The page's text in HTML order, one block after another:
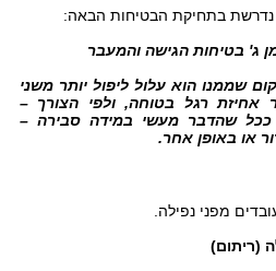
נדרשת בתחיקת הבטיחות הבאה:
ג' בטיחות הגישה והמעבר
שממנו הוא עלול ליפול יותר משני
אחיזת רגל בטוחה, ולפי הצורך –
ככל שהדבר מעשי במידה סבירה –
או באופן אחר.
מפני נפילה.
(ריתום)